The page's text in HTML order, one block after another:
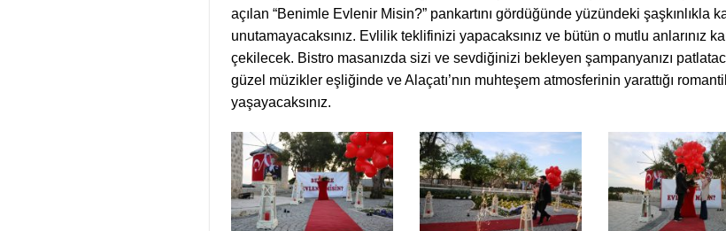
açılan “Benimle Evlenir Misin?” pankartını gördüğünde yüzündeki şaşkınlıkla
unutamayacaksınız. Evlilik teklifinizi yapacaksınız ve bütün o mutlu anlarınız
çekilecek. Bistro masanızda sizi ve sevdiğinizi bekleyen şampanyanızı
güzel müzikler eşliğinde ve Alaçatı’nın muhteşem atmosferinin yarattığı
yaşayacaksınız.